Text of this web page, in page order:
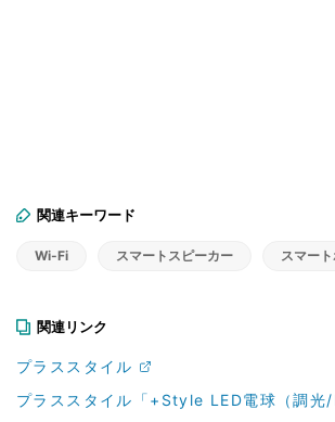
関連キーワード
Wi-Fi スマートスピーカー スマー
関連リンク
プラススタイル
プラススタイル「+Style LED電球（調光/